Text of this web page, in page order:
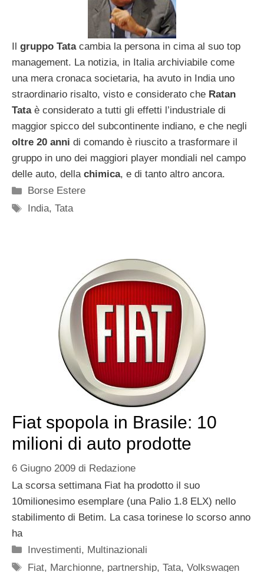
gruppo Tatacambia la persona in cima al suo top
management. La notizia, in Italia archiviabile come
una mera cronaca societaria, ha avuto in India uno
straordinario risalto, visto e considerato che Ratan
Tataè considerato a tutti gli effetti l’industriale di
maggior spicco del subcontinente indiano, e che negli
oltre 20 anni di comando è riuscito a trasformare il
gruppo in uno dei maggiori player mondiali nel campo
delle auto, della chimica, e di tanto altro ancora.
Categorie
Borse Estere
Tag
India,Tata
Fiat spopola in Brasile: 10
milioni di auto prodotte
6 Giugno 2009 di Redazione
La scorsa settimana Fiat ha prodotto il suo
10milionesimo esemplare (una Palio 1.8 ELX) nello
stabilimento di Betim. La casa torinese lo scorso anno
ha
Categorie
Investimenti, Multinazionali
Tag
Fiat, Marchionne, partnership,Tata,Volkswagen